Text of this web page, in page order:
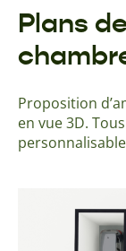
Plans
Proposition
en vue 3D.